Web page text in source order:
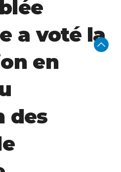
a voté la
en
des